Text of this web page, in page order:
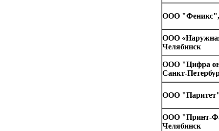
ООО "Феникс",
ООО
Челябинск
ООО "Цифра
Санкт-
ООО
ООО "Принт-
Челябинск